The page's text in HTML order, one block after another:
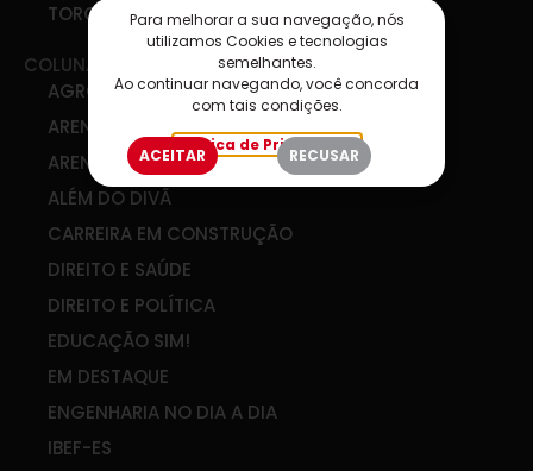
TORCIDA SIM
COLUNAS
AGRO & COOP
ARENA DE IDEIAS
ARENA DIGITAL
ALÉM DO DIVÃ
CARREIRA EM CONSTRUÇÃO
DIREITO E SAÚDE
DIREITO E POLÍTICA
EDUCAÇÃO SIM!
EM DESTAQUE
ENGENHARIA NO DIA A DIA
IBEF-ES
Para melhorar a sua navegação, nós
utilizamos Cookies e tecnologias
semelhantes.
Ao continuar navegando, você concorda
com tais condições.
Política de Privacidade
ACEITAR RECUSAR